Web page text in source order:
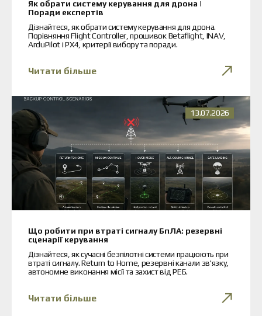
Обмін та повернення
Оплата і доставка
Гарантія
Партнерам
Ремонт та сервіс
Як обрати систему керування для дрона |
Поради експертів
Дізнайтеся, як обрати систему керування для дрона.
Порівняння Flight Controller, прошивок Betaflight, INAV,
ArduPilot і PX4, критерії вибору та поради.
Читати більше
13.07.2026
Що робити при втраті сигналу БпЛА: резервні
сценарії керування
Дізнайтеся, як сучасні безпілотні системи працюють при
втраті сигналу. Return to Home, резервні канали зв'язку,
автономне виконання місії та захист від РЕБ.
Читати більше